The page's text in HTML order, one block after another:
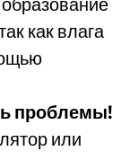
как влага
проблемы!
или